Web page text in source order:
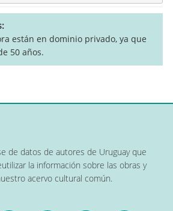
están en dominio privado, ya que
50 años.
de datos de autores de Uruguay que
la información sobre las obras y
acervo cultural común.